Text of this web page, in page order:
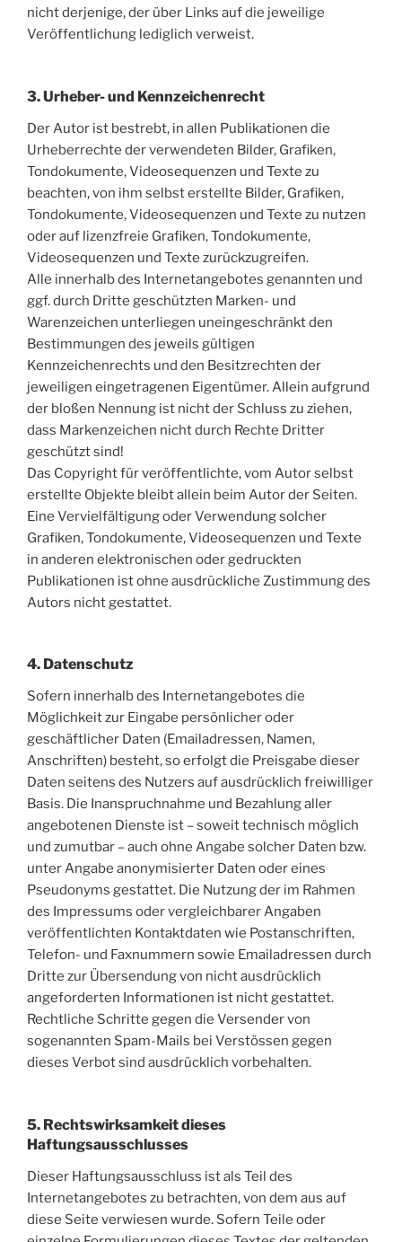
nicht derjenige, der über Links auf die jeweilige
Veröffentlichung lediglich verweist.
3. Urheber- und Kennzeichenrecht
Der Autor ist bestrebt, in allen Publikationen die
Urheberrechte der verwendeten Bilder, Grafiken,
Tondokumente, Videosequenzen und Texte zu
beachten, von ihm selbst erstellte Bilder, Grafiken,
Tondokumente, Videosequenzen und Texte zu nutzen
oder auf lizenzfreie Grafiken, Tondokumente,
Videosequenzen und Texte zurückzugreifen.
Alle innerhalb des Internetangebotes genannten und
ggf. durch Dritte geschützten Marken- und
Warenzeichen unterliegen uneingeschränkt den
Bestimmungen des jeweils gültigen
Kennzeichenrechts und den Besitzrechten der
jeweiligen eingetragenen Eigentümer. Allein aufgrund
der bloßen Nennung ist nicht der Schluss zu ziehen,
dass Markenzeichen nicht durch Rechte Dritter
geschützt sind!
Das Copyright für veröffentlichte, vom Autor selbst
erstellte Objekte bleibt allein beim Autor der Seiten.
Eine Vervielfältigung oder Verwendung solcher
Grafiken, Tondokumente, Videosequenzen und Texte
in anderen elektronischen oder gedruckten
Publikationen ist ohne ausdrückliche Zustimmung des
Autors nicht gestattet.
4. Datenschutz
Sofern innerhalb des Internetangebotes die
Möglichkeit zur Eingabe persönlicher oder
geschäftlicher Daten (Emailadressen, Namen,
Anschriften) besteht, so erfolgt die Preisgabe dieser
Daten seitens des Nutzers auf ausdrücklich freiwilliger
Basis. Die Inanspruchnahme und Bezahlung aller
angebotenen Dienste ist – soweit technisch möglich
und zumutbar – auch ohne Angabe solcher Daten bzw.
unter Angabe anonymisierter Daten oder eines
Pseudonyms gestattet. Die Nutzung der im Rahmen
des Impressums oder vergleichbarer Angaben
veröffentlichten Kontaktdaten wie Postanschriften,
Telefon- und Faxnummern sowie Emailadressen durch
Dritte zur Übersendung von nicht ausdrücklich
angeforderten Informationen ist nicht gestattet.
Rechtliche Schritte gegen die Versender von
sogenannten Spam-Mails bei Verstössen gegen
dieses Verbot sind ausdrücklich vorbehalten.
5. Rechtswirksamkeit dieses
Haftungsausschlusses
Dieser Haftungsausschluss ist als Teil des
Internetangebotes zu betrachten, von dem aus auf
diese Seite verwiesen wurde. Sofern Teile oder